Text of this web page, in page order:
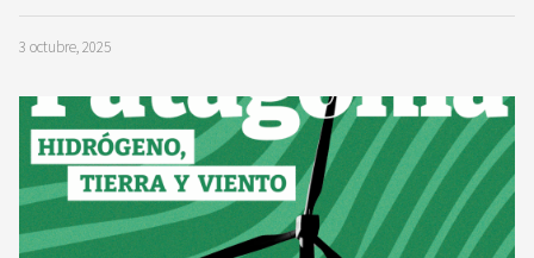
3 octubre, 2025